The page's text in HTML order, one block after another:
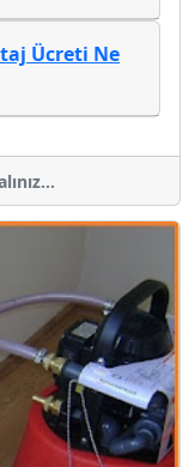
Ücreti Ne